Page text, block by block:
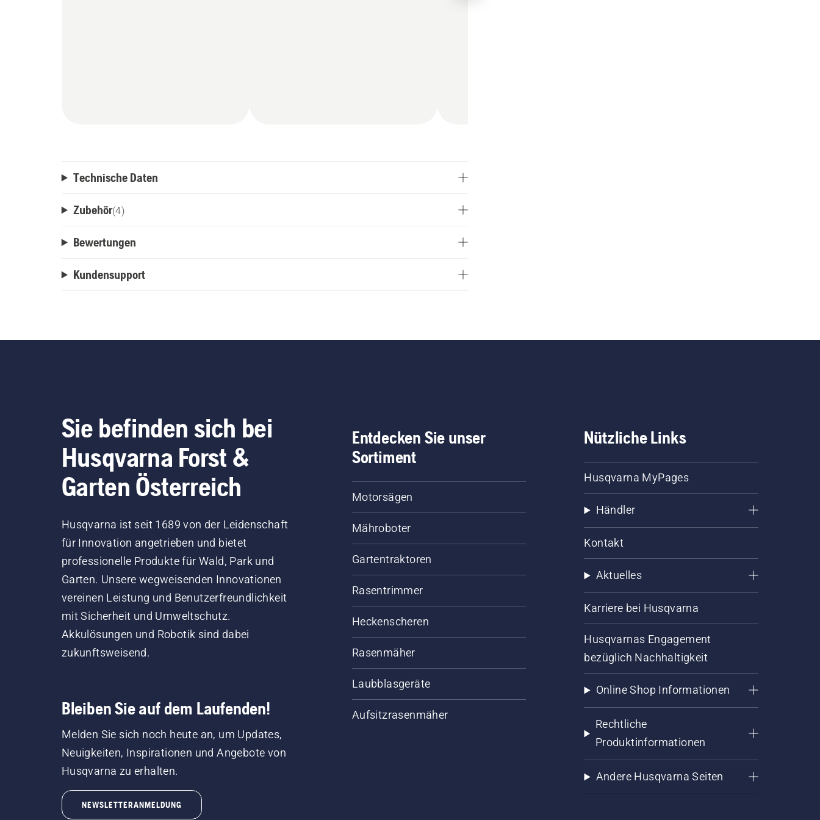
Technische Daten
Zubehör(4)
Bewertungen
Kundensupport
Sie befinden sich bei
Husqvarna Forst &
Garten Österreich
Husqvarna ist seit 1689 von der Leidenschaft
für Innovation angetrieben und bietet
professionelle Produkte für Wald, Park und
Garten. Unsere wegweisenden Innovationen
vereinen Leistung und Benutzerfreundlichkeit
mit Sicherheit und Umweltschutz.
Akkulösungen und Robotik sind dabei
zukunftsweisend.
Bleiben Sie auf dem Laufenden!
Melden Sie sich noch heute an, um Updates,
Neuigkeiten, Inspirationen und Angebote von
Husqvarna zu erhalten.
NEWSLETTERANMELDUNG
Entdecken Sie unser
Sortiment
Motorsägen
Mähroboter
Gartentraktoren
Rasentrimmer
Heckenscheren
Rasenmäher
Laubblasgeräte
Aufsitzrasenmäher
Nützliche Links
Husqvarna MyPages
Händler
Kontakt
Aktuelles
Karriere bei Husqvarna
Husqvarnas Engagement
bezüglich Nachhaltigkeit
Online Shop Informationen
Rechtliche
Produktinformationen
Andere Husqvarna Seiten